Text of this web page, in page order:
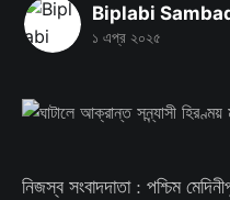
Biplabi
১ এপ্র ২০২৫
নিজস্ব সংবাদদাতা : পশ্চিম